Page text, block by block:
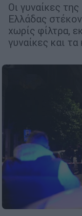
Οι γυναίκες
Ελλάδας
χωρίς φίλτρα,
γυναίκες και τα